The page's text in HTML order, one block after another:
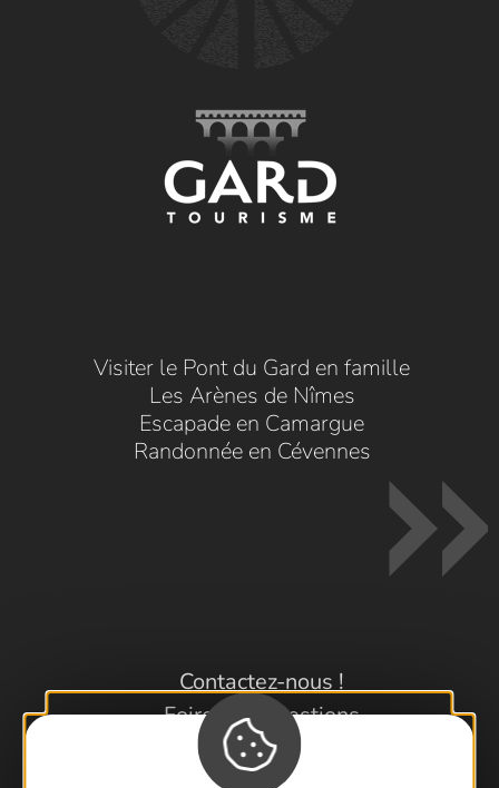
Visiter le Pont du Gard en famille
Les Arènes de Nîmes
Escapade en Camargue
Randonnée en Cévennes
Contactez-nous !
Foire aux questions
Brochures
Cartoguides et Topoguides